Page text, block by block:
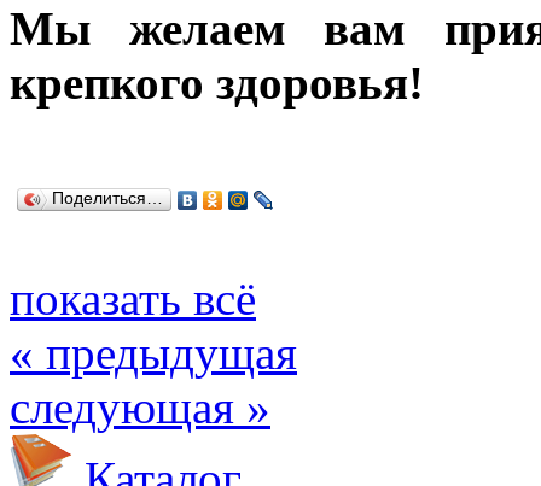
Мы желаем вам
крепкого здоровья!
Поделиться…
показать всё
« предыдущая
следующая »